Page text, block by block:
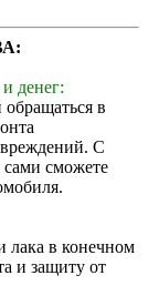
денег:
в
С
сможете
лака в конечном
и защиту от